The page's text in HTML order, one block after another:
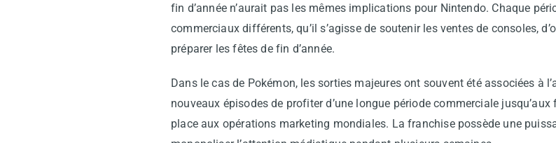
fin d’année n’aurait pas les mêmes implications pour Nintendo. Chaque
commerciaux différents, qu’il s’agisse de soutenir les ventes de consoles,
préparer les fêtes de fin d’année.
Dans le cas de Pokémon, les sorties majeures ont souvent été associées à
nouveaux épisodes de profiter d’une longue période commerciale
place aux opérations marketing mondiales. La franchise possède une